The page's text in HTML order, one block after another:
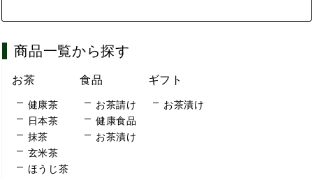
商品一覧から探す
お茶
健康茶
日本茶
抹茶
玄米茶
ほうじ茶
食品
お茶請け
健康食品
お茶漬け
ギフト
お茶漬け